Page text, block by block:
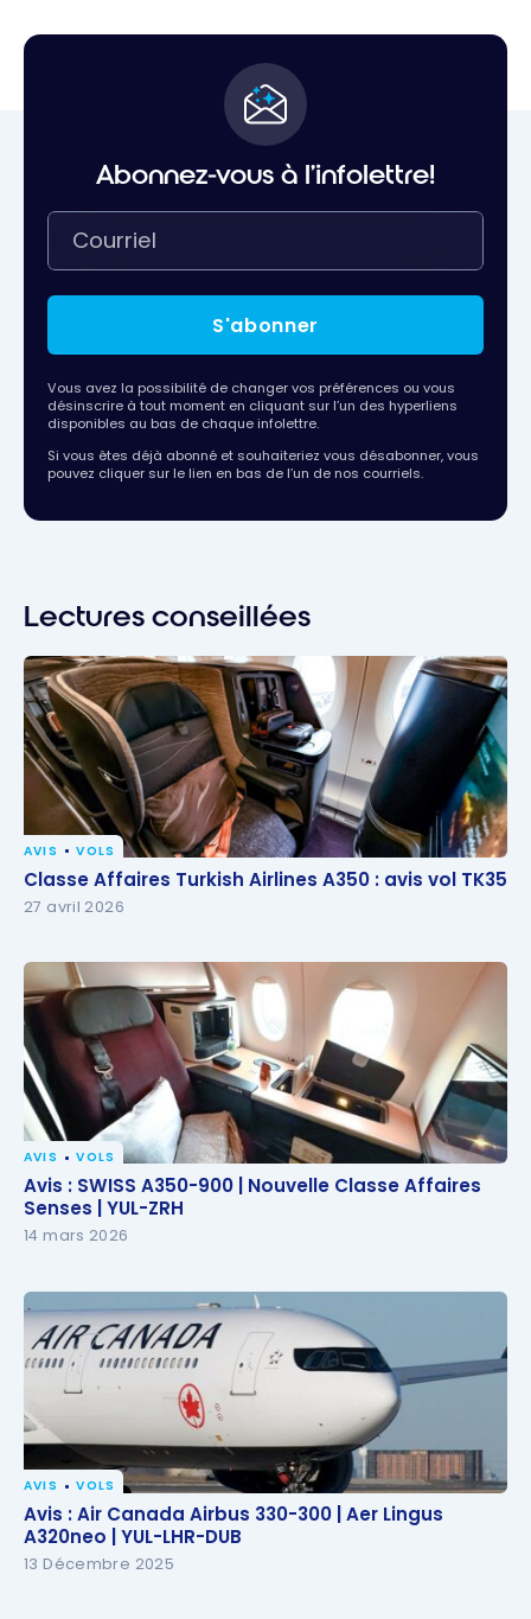
Abonnez-vous à l'infolettre!
S'abonner
Vous avez la possibilité de changer vos préférences ou vous
désinscrire à tout moment en cliquant sur l’un des hyperliens
disponibles au bas de chaque infolettre.
Si vous êtes déjà abonné et souhaiteriez vous désabonner, vous
pouvez cliquer sur le lien en bas de l’un de nos courriels.
Lectures conseillées
Classe Affaires Turkish Airlines A350 : avis vol TK35
AVIS VOLS
Classe Affaires Turkish Airlines A350 : avis vol TK35
27 avril 2026
Avis : SWISS A350-900 | Nouvelle Classe Affaires
Senses | YUL-ZRH
AVIS VOLS
Avis : SWISS A350-900 | Nouvelle Classe Affaires
Senses | YUL-ZRH
14 mars 2026
Avis : Air Canada Airbus 330-300 | Aer Lingus
A320neo | YUL-LHR-DUB
AVIS VOLS
Avis : Air Canada Airbus 330-300 | Aer Lingus
A320neo | YUL-LHR-DUB
13 Décembre 2025